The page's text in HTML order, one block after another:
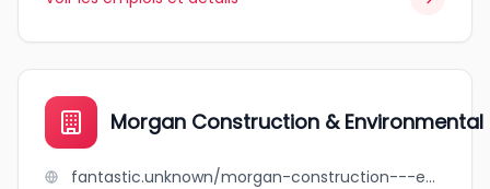
Morgan Construction & Environmental
fantastic.unknown/morgan-construction---environmental-ltd